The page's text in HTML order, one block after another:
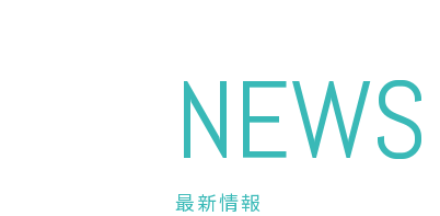
NEWS
最新情報